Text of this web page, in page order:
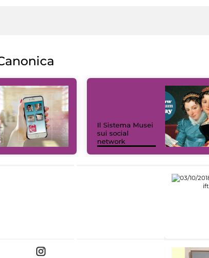
Il Sistema Musei
sui social
network